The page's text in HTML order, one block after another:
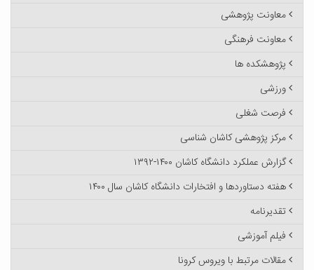
معاونت پژوهشی
معاونت فرهنگی
پژوهشکده ها
ورزشی
فرصت شغلی
مرکز پژوهشی کاشان شناسی
گزارش عملکرد دانشگاه کاشان ۱۴۰۰-۱۳۹۲
هفته دستاوردها و افتخارات دانشگاه کاشان سال ۱۴۰۰
تقدیرنامه
فیلم آموزشی
مقالات مرتبط با ویروس کرونا